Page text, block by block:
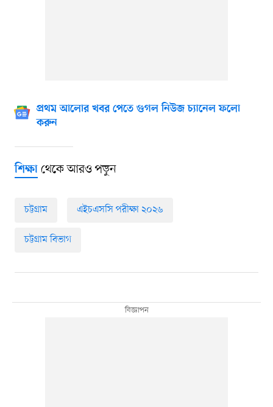
প্রথম আলোর খবর পেতে গুগল নিউজ চ্যানেল ফলো
করুন
শিক্ষাথেকে আরও পড়ুন
চট্টগ্রাম এইচএসসি পরীক্ষা ২০২৬
চট্টগ্রাম বিভাগ